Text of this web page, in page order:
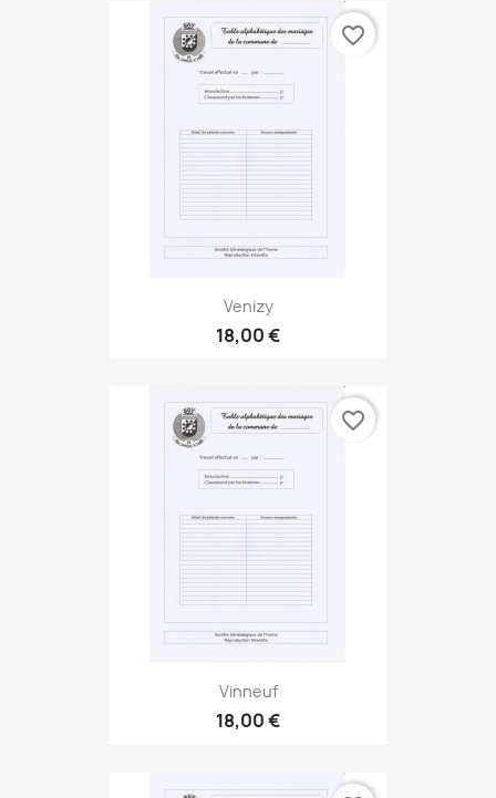
Venizy
18,00 €
favorite_border
Vinneuf
18,00 €
favorite_border